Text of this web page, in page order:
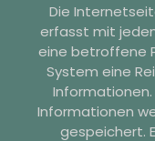
Die
erfasst mit
eine betroffene
System eine
Informationen
gespeichert.